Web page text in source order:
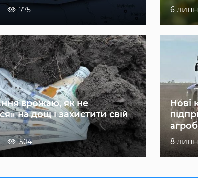
775 6
врожаю, як не
на дощ і захистити свій
504
Нові
8